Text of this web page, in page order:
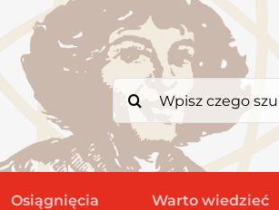
Search
Osiągnięcia Warto wiedzieć